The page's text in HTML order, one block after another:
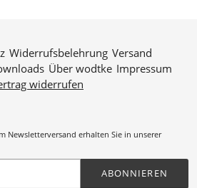
Widerrufsbelehrung Versand
Über wodtke Impressum
widerrufen
Newsletterversand erhalten Sie in unserer
ABONNIEREN